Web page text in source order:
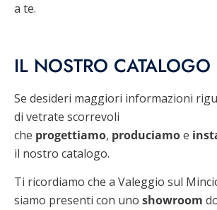
a te.
IL NOSTRO CATALOGO
Se desideri maggiori informazioni
di vetrate scorrevoli
che progettiamo, produciamoe
il nostro catalogo.
Ti ricordiamo che a Valeggio sul
siamo presenti con uno showroom